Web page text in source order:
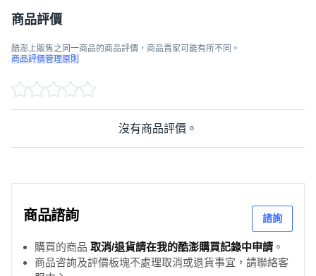
商品評價
酷澎上販售之同一商品的商品評價，商品賣家可能有所不同。
商品評價管理原則
沒有商品評價。
商品諮詢 諮詢
購買的商品 取消/退貨請在我的酷澎購買記錄中申請 。
商品咨詢及評價板塊不處理取消或退貨事宜，請聯絡客